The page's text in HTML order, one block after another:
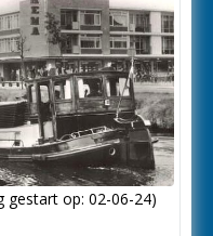
gestart op: 02-06-24)